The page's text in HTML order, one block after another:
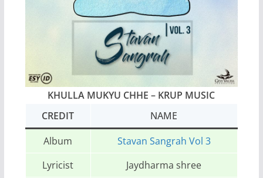
KHULLA MUKYU CHHE – KRUP MUSIC
CREDIT
NAME
Album
Stavan Sangrah Vol 3
Lyricist
Jaydharma shree